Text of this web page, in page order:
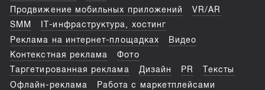
Продвижение мобильных приложений
VR/AR
SMM
IT-инфраструктура, хостинг
Реклама на интернет-площадках
Видео
Контекстная реклама
Фото
Таргетированная реклама
Дизайн PR
Тексты
Офлайн-реклама
Работа с маркетплейсами